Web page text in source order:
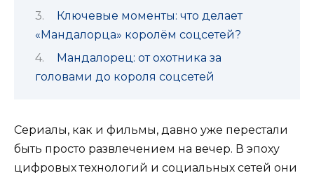
Ключевые моменты: что делает
«Мандалорца» королём соцсетей?
Мандалорец: от охотника за
головами до короля соцсетей
Сериалы, как и фильмы, давно уже перестали
быть просто развлечением на вечер. В эпоху
цифровых технологий и социальных сетей они